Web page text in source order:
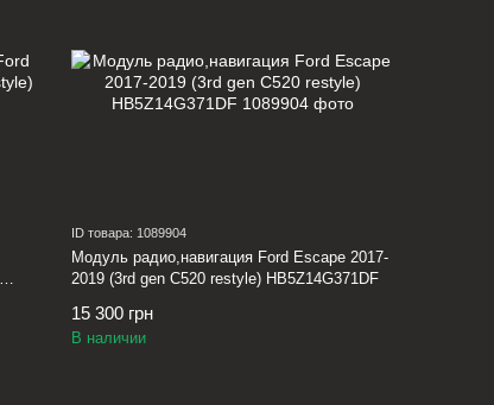
ID товара: 1089904
Модуль радио,навигация Ford Escape 2017-
2019 (3rd gen C520 restyle) HB5Z14G371DF
15 300 грн
В наличии